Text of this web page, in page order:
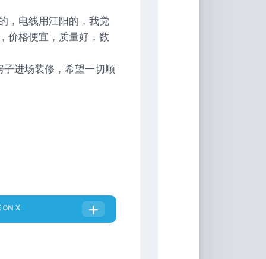
，电线用江阳的，我觉
价格便宜，质量好，数
进场装修，希望一切顺
ON X